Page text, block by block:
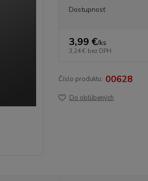
Dostupnosť
3,99 €/ks
3,24 € bez DPH
Číslo produktu: 00628
Do obľúbených